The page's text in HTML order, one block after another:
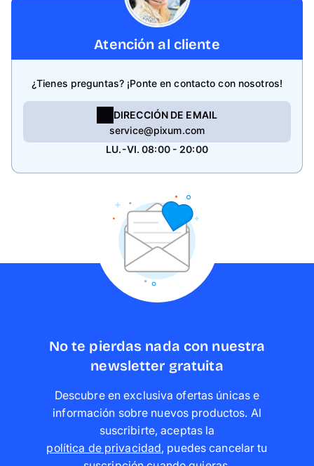
Atención al cliente
¿Tienes preguntas? ¡Ponte en contacto con nosotros!
DIRECCIÓN DE EMAIL
service@pixum.com
LU.-VI. 08:00 - 20:00
No te pierdas nada con nuestra
newsletter gratuita
Descubre en exclusiva ofertas únicas e
información sobre nuevos productos. Al
suscribirte, aceptas la
política de privacidad, puedes cancelar tu